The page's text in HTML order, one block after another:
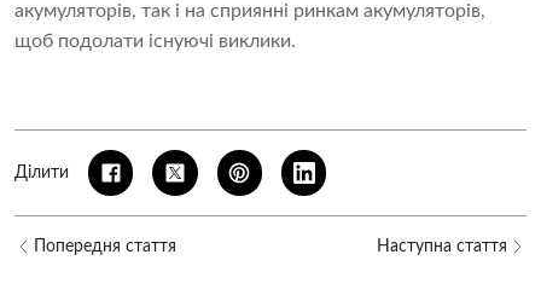
акумуляторів, так і на сприянні ринкам акумуляторів,
щоб подолати існуючі виклики.
Ділити
Попередня стаття Наступна стаття